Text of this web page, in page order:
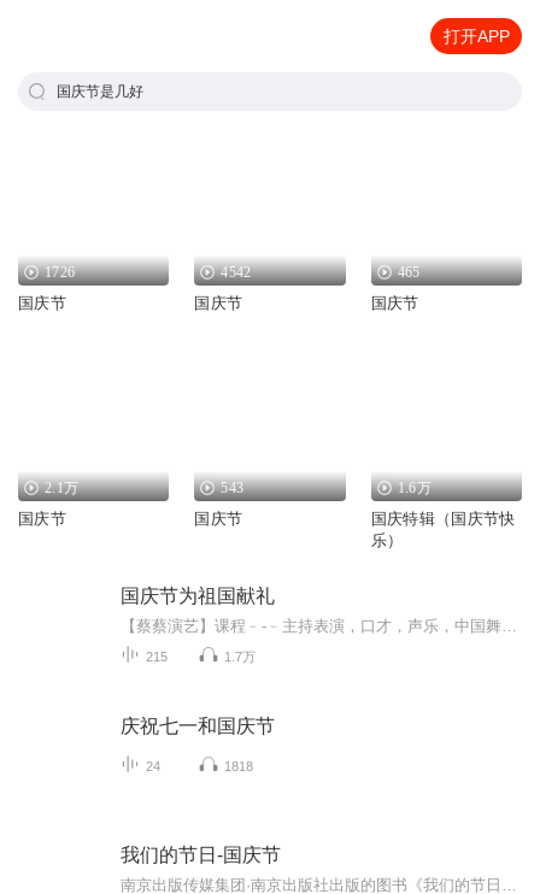
打开APP
国庆节是几好
1726
国庆节
4542
国庆节
465
国庆节
2.1万
国庆节
543
国庆节
1.6万
国庆特辑（国庆节快
乐）
国庆节为祖国献礼
215 1.7万
庆祝七一和国庆节
24 1818
我们的节日-国庆节